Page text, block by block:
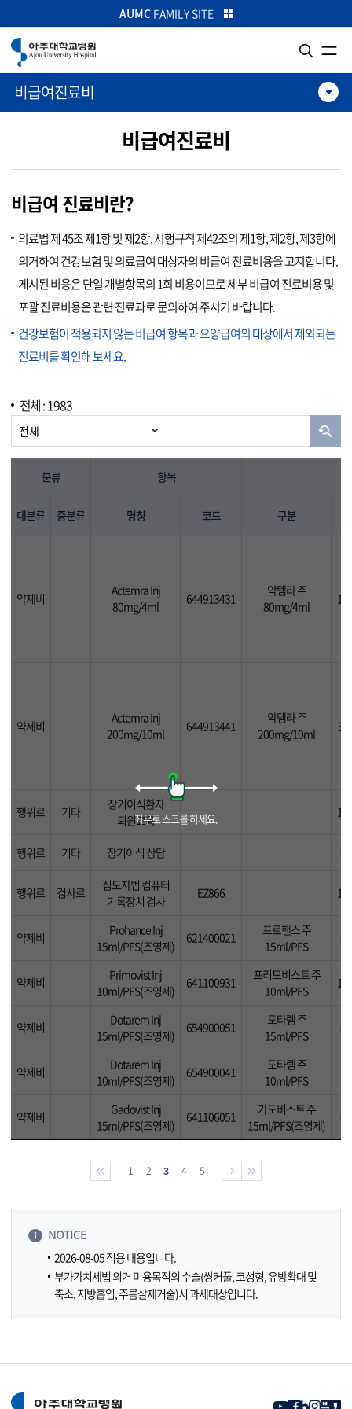
본문으로 가기
주메뉴로 가기
카피라이트로 가기
AUMCFAMILY SITE
비급여진료비
비급여진료비
비급여 진료비란?
의료법 제 45조 제1항 및 제2항, 시행규칙 제42조의 제1항, 제2항, 제3항에
의거하여 건강보험 및 의료급여 대상자의 비급여 진료비용을 고지합니다.
게시된 비용은 단일 개별항목의 1회 비용이므로 세부 비급여 진료비용 및
포괄 진료비용은 관련 진료과로 문의하여 주시기 바랍니다.
건강보험이 적용되지 않는 비급여 항목과 요양급여의 대상에서 제외되는
진료비를 확인해 보세요.
전체 : 1983
분류 항목
대분류 중분류 명칭 코드 구분
약제비
Actemra Inj
80mg/4ml
644913431
악템라 주
80mg/4ml
약제비
Actemra Inj
200mg/10ml
644913441
악템라 주
200mg/10ml
행위료 기타
장기이식환자
퇴원교육
행위료 기타 장기이식 상담
행위료 검사료
심도자법 컴퓨터
기록장치 검사
EZ866
약제비
Prohance Inj
15ml/PFS(조영제)
621400021
프로핸스 주
15ml/PFS
약제비
Primovist Inj
10ml/PFS(조영제)
641100931
프리모비스트 주
10ml/PFS
약제비
Dotarem Inj
15ml/PFS(조영제)
654900051
도타렘 주
15ml/PFS
약제비
Dotarem Inj
10ml/PFS(조영제)
654900041
도타렘 주
10ml/PFS
약제비
Gadovist Inj
15ml/PFS(조영제)
641106051
가도비스트 주
15ml/PFS(조영제)
1 2 3 4 5
NOTICE
2026-08-05 적용 내용입니다.
부가가치세법 의거 미용목적의 수술(쌍커풀, 코성형, 유방확대 및
축소, 지방흡입, 주름살제거술)시 과세대상입니다.